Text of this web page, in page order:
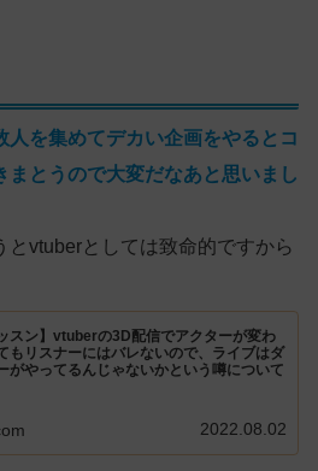
人を集めてデカい企画をやるとコ
まとうので大変だなあと思いまし
とvtuberとしては致命的ですから
ッスン】vtuberの3D配信でアクターが変わ
もリスナーにはバレないので、ライブはダ
がやってるんじゃないかという噂について
2022.08.02